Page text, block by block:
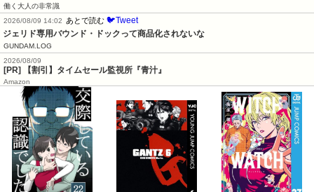
働く大人の非常識
2026/08/09 14:02 あとで読む 🐦Tweet
ジェリド専用バウンド・ドックって商品化されないな
GUNDAM.LOG
2026/08/09
[PR] 【割引】タイムセール監視所『青汁』
Amazon